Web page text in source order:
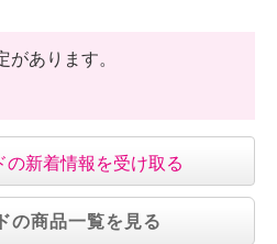
があります。
の新着情報を受け取る
の商品一覧を見る